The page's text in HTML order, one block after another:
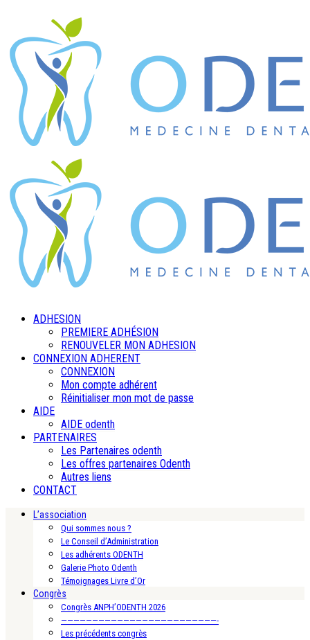
ADHESION
PREMIERE ADHÉSION
RENOUVELER MON ADHESION
CONNEXION ADHERENT
CONNEXION
Mon compte adhérent
Réinitialiser mon mot de passe
AIDE
AIDE odenth
PARTENAIRES
Les Partenaires odenth
Les offres partenaires Odenth
Autres liens
CONTACT
L’association
Qui sommes nous ?
Le Conseil d’Administration
Les adhérents ODENTH
Galerie Photo Odenth
Témoignages Livre d’Or
Congrès
Congrès ANPH’ODENTH 2026
—————————————————————————-
Les précédents congrès